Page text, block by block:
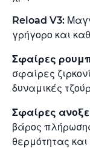
Reload V3:
γρήγορο και
Σφαίρες
σφαίρες
δυναμικές
Σφαίρες
βάρος
θερμότητας